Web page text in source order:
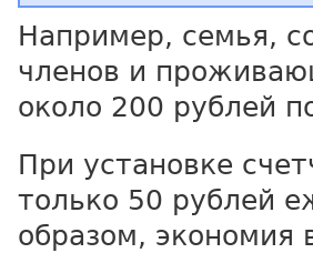
Например, семья,
членов и
около 200 рублей
При установке
только 50 рублей
образом, экономия